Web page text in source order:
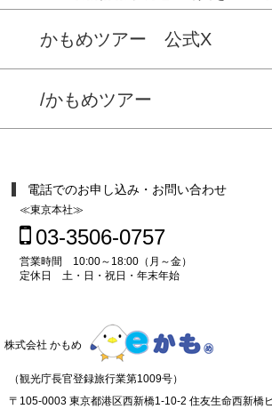
かもめツアー 公式X
/かもめツアー
電話でのお申し込み・お問い合わせ
≪東京本社≫
03-3506-0757
営業時間 10:00～18:00（月～金）
定休日 土・日・祝日・年末年始
株式会社 かもめ
（観光庁長官登録旅行業第1009号）
〒105-0003 東京都港区西新橋1-10-2 住友生命西新橋